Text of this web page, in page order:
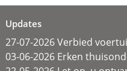
Updates
27-07-2026 Verbied
03-06-2026 Erken